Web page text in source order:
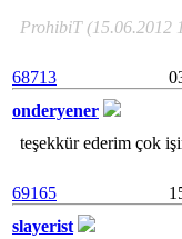
ProhibiT (15.06.2012
68713
onderyener
teşekkür ederim çok
69165
slayerist